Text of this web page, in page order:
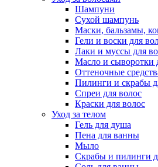
Шампуни
Сухой шампунь
Маски, бальзамы,
Гели и воски для
Лаки и муссы для
Масло и сыворотки
Оттеночные
Пилинги и скрабы
Спреи для волос
Краски для волос
Уход за телом
Гель для душа
Пена для ванны
Мыло
Скрабы и пилинги